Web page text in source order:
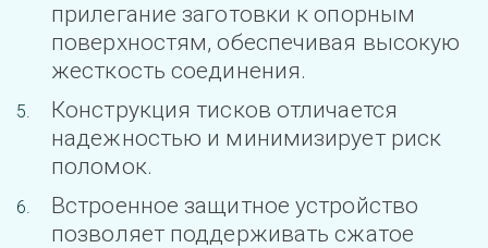
прилегание заготовки к опорным
поверхностям, обеспечивая высокую
жесткость соединения.
Конструкция тисков отличается
надежностью и минимизирует риск
поломок.
Встроенное защитное устройство
позволяет поддерживать сжатое